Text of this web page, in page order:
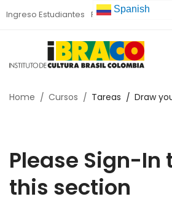
Ingreso Estudiantes Preinscripción
Home Cursos Tareas Draw
Please Sign-In
this section
Spanish